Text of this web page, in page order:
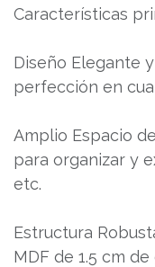
Características
Diseño Elegante
perfección en
Amplio Espacio
para organizar y
etc.
Estructura
MDF de 1.5 cm